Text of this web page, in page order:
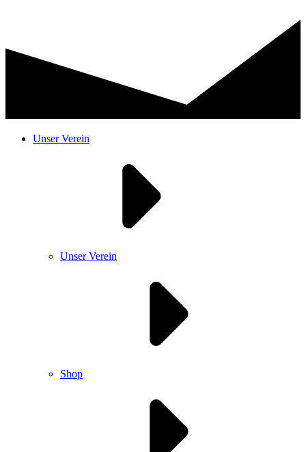
Unser Verein
Unser Verein
Shop